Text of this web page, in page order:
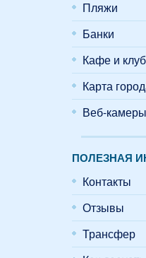
Пляжи
Банки
Кафе и
Карта
Веб-камеры
ПОЛЕЗНАЯ
Контакты
Отзывы
Трансфер